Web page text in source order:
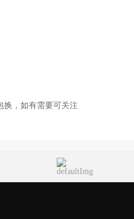
换，如有需要可关注